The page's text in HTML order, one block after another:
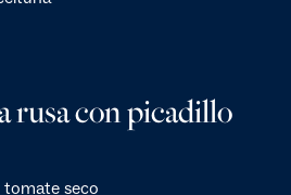
rusa con picadillo
tomate seco